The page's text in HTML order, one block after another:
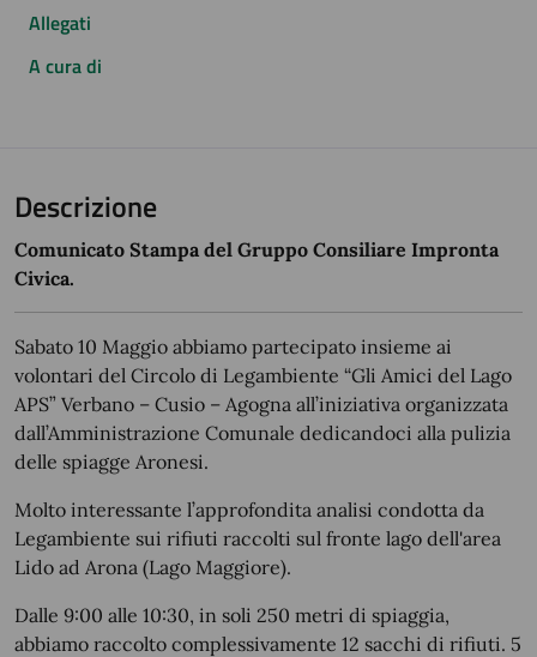
Allegati
A cura di
Descrizione
Comunicato Stampa del Gruppo Consiliare Impronta
Civica.
Sabato 10 Maggio abbiamo partecipato insieme ai
volontari del Circolo di Legambiente “Gli Amici del Lago
APS” Verbano – Cusio – Agogna all’iniziativa organizzata
dall’Amministrazione Comunale dedicandoci alla pulizia
delle spiagge Aronesi.
Molto interessante l’approfondita analisi condotta da
Legambiente sui rifiuti raccolti sul fronte lago dell'area
Lido ad Arona (Lago Maggiore).
Dalle 9:00 alle 10:30, in soli 250 metri di spiaggia,
abbiamo raccolto complessivamente 12 sacchi di rifiuti. 5